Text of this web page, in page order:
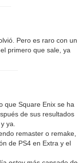
Pero es raro con un
primero que sale, ya
que Square Enix se ha
de sus resultados
ya.
remaster o remake,
de PS4 en Extra y el